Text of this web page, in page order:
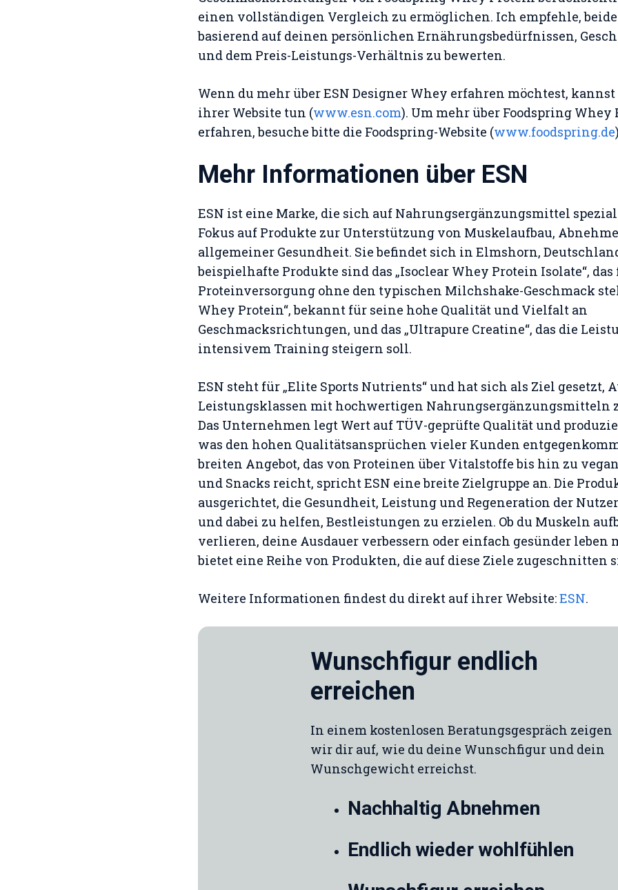
einen vollständigen Vergleich zu ermöglichen. Ich empfehle,
basierend auf deinen persönlichen Ernährungsbedürfnissen,
und dem Preis-Leistungs-Verhältnis zu bewerten.
Wenn du mehr über ESN Designer Whey erfahren möchtest,
ihrer Website tun (www.esn.com). Um mehr über Foodspring Whey
erfahren, besuche bitte die Foodspring-Website (www.foodspring.de
Mehr Informationen über ESN
ESN ist eine Marke, die sich auf Nahrungsergänzungsmittel
Fokus auf Produkte zur Unterstützung von Muskelaufbau,
allgemeiner Gesundheit. Sie befindet sich in Elmshorn,
beispielhafte Produkte sind das „Isoclear Whey Protein Isolate“,
Proteinversorgung ohne den typischen Milchshake-Geschmack
Whey Protein“, bekannt für seine hohe Qualität und Vielfalt an
Geschmacksrichtungen, und das „Ultrapure Creatine“, das die
intensivem Training steigern soll.
ESN steht für „Elite Sports Nutrients“ und hat sich als Ziel gesetzt,
Leistungsklassen mit hochwertigen Nahrungsergänzungsmitteln
Das Unternehmen legt Wert auf TÜV-geprüfte Qualität und
was den hohen Qualitätsansprüchen vieler Kunden
breiten Angebot, das von Proteinen über Vitalstoffe bis hin zu
und Snacks reicht, spricht ESN eine breite Zielgruppe an. Die
ausgerichtet, die Gesundheit, Leistung und Regeneration der
und dabei zu helfen, Bestleistungen zu erzielen. Ob du Muskeln
verlieren, deine Ausdauer verbessern oder einfach gesünder leben
bietet eine Reihe von Produkten, die auf diese Ziele zugeschnitten
Weitere Informationen findest du direkt auf ihrer Website:ESN.
Wunschfigur endlich
erreichen
In einem kostenlosen Beratungsgespräch zeigen
wir dir auf, wie du deine Wunschfigur und dein
Wunschgewicht erreichst.
Nachhaltig Abnehmen
Endlich wieder wohlfühlen